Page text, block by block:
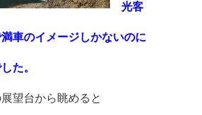
光客
車のイメージしかないのに
た。
望台から眺めると